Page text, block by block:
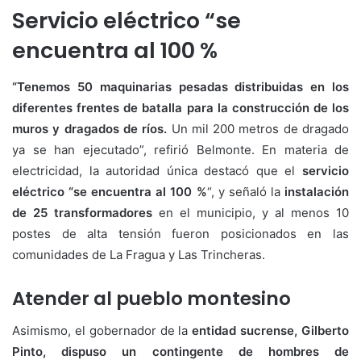
Servicio eléctrico “se
encuentra al 100 %
“Tenemos 50 maquinarias pesadas distribuidas en los
diferentes frentes de batalla para la construcción de los
muros y dragados de ríos. Un mil 200 metros de dragado
ya se han ejecutado”, refirió Belmonte.⁣ En materia de
electricidad, la autoridad única destacó que el servicio
eléctrico “se encuentra al 100 %“, y señaló lainstalación
de 25 transformadores en el municipio, y al menos 10
postes de alta tensión fueron posicionados en las
comunidades de La Fragua y Las Trincheras.
Atender al pueblo montesino
Asimismo, el gobernador de laentidad sucrense, Gilberto
Pinto, dispuso un contingente de hombres de